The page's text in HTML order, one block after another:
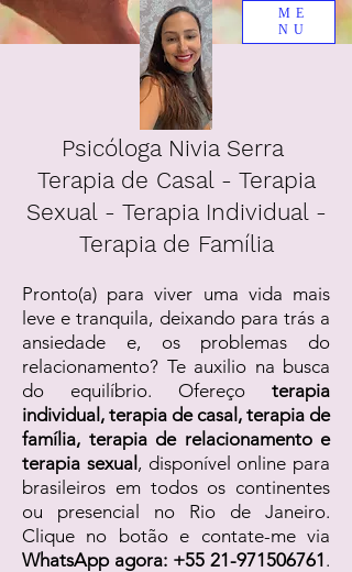
Psicóloga Nivia Serra
Terapia de Casal - Terapia
Sexual - Terapia Individual -
Terapia de Família
Pronto(a) para viver uma vida mais
leve e tranquila, deixando para trás a
ansiedade e, os problemas do
relacionamento? Te auxilio na busca
do equilíbrio. Ofereço terapia
individual, terapia de casal, terapia de
família, terapia de relacionamento e
terapia sexual , disponível online para
brasileiros em todos os continentes
ou presencial no Rio de Janeiro.
Clique no botão e contate-me via
WhatsApp agora: +55 21-971506761 .
ME
NU